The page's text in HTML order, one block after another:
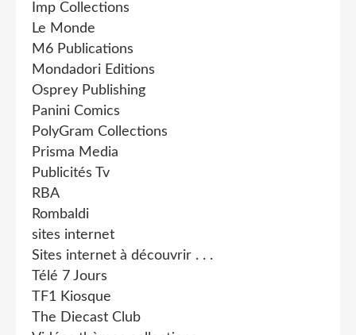
Imp Collections
Le Monde
M6 Publications
Mondadori Editions
Osprey Publishing
Panini Comics
PolyGram Collections
Prisma Media
Publicités Tv
RBA
Rombaldi
sites internet
Sites internet à découvrir . . .
Télé 7 Jours
TF1 Kiosque
The Diecast Club